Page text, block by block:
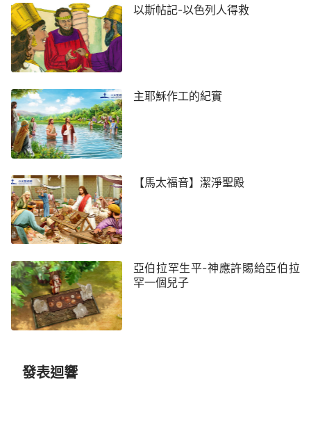
以斯帖記-以色列人得救
主耶穌作工的紀實
【馬太福音】潔淨聖殿
亞伯拉罕生平-神應許賜給亞伯拉
罕一個兒子
發表迴響